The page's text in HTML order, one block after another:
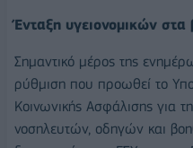
Ένταξη υγειονομικών στα
Σημαντικό μέρος της
ρύθμιση που προωθεί το
Κοινωνικής Ασφάλισης για
νοσηλευτών, οδηγών και